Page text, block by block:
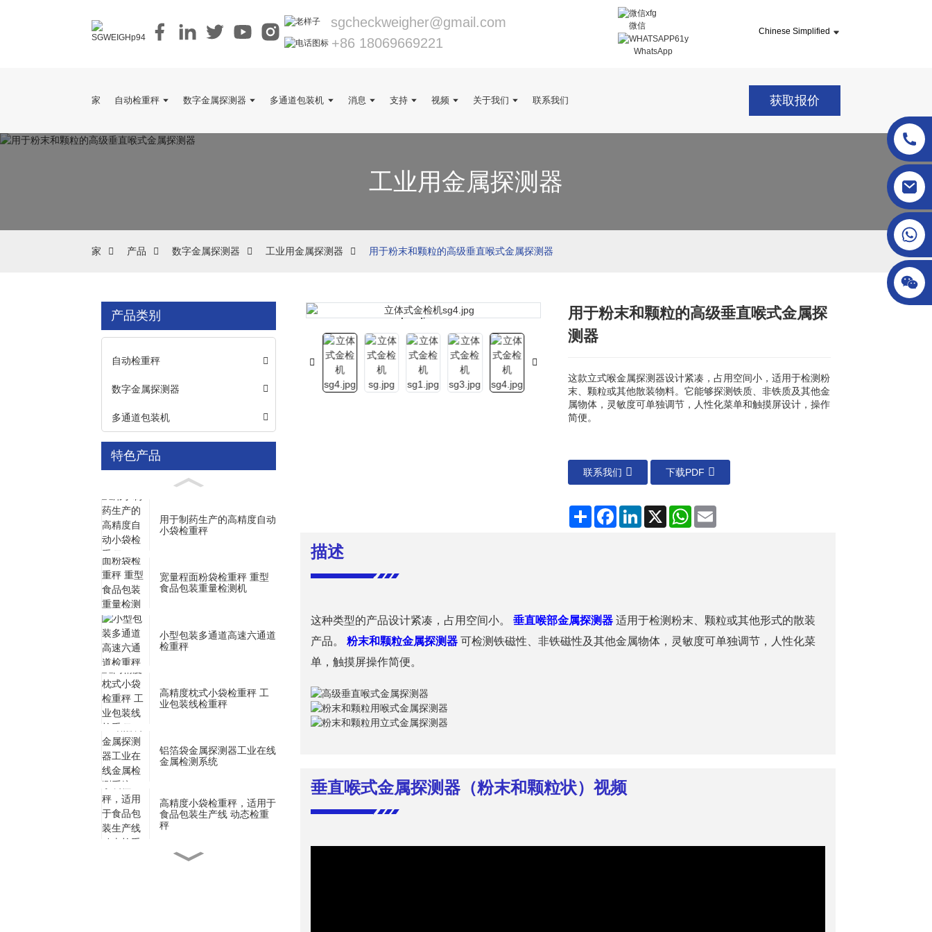
sgcheckweigher@gmail.com
+86 18069669221
微信
WhatsApp
Chinese Simplified
家 自动检重秤 数字金属探测器 多通道包装机 消息 支持 视频 关于我们 联系我们 获取报价
工业用金属探测器
家 产品 数字金属探测器 工业用金属探测器 用于粉末和颗粒的高级垂直喉式金属探测器
产品类别
自动检重秤
数字金属探测器
多通道包装机
特色产品
用于制药生产的高精度自动
小袋检重秤
宽量程面粉袋检重秤 重型
食品包装重量检测机
小型包装多通道高速六通道
检重秤
高精度枕式小袋检重秤 工
业包装线检重秤
铝箔袋金属探测器工业在线
金属检测系统
高精度小袋检重秤，适用于
食品包装生产线 动态检重
秤
Loading...
Loading... Loading...
Loading... Loading...
Loading...
用于粉末和颗粒的高级垂直喉式金属探
测器
这款立式喉金属探测器设计紧凑，占用空间小，适用于检测粉
末、颗粒或其他散装物料。它能够探测铁质、非铁质及其他金
属物体，灵敏度可单独调节，人性化菜单和触摸屏设计，操作
简便。
联系我们 下载PDF
分
享
FacebookLinkedIn
X WhatsApp
描述
这种类型的产品设计紧凑，占用空间小。 垂直喉部金属探测器 适用于检测粉末、颗粒或其他形式的散装
产品。 粉末和颗粒金属探测器 可检测铁磁性、非铁磁性及其他金属物体，灵敏度可单独调节，人性化菜
单，触摸屏操作简便。
垂直喉式金属探测器（粉末和颗粒状）视频